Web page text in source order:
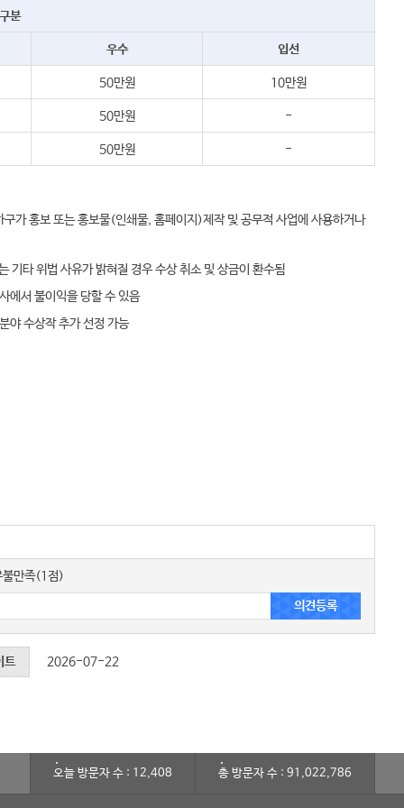
구분
우수 입선
50만원 10만원
50만원 -
50만원 -
가 홍보 또는 홍보물(인쇄물, 홈페이지)제작 및 공무적 사업에 사용하거나
기타 위법 사유가 밝혀질 경우 수상 취소 및 상금이 환수됨
에서 불이익을 당할 수 있음
야 수상작 추가 선정 가능
불만족(1점)
트 2026-07-22
오늘 방문자 수 : 12,408 총 방문자 수 : 91,022,786